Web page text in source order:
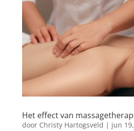
Het effect van
door Christy Hartogsveld | jun